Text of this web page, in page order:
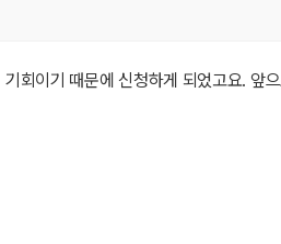
회이기 때문에 신청하게 되었고요. 앞